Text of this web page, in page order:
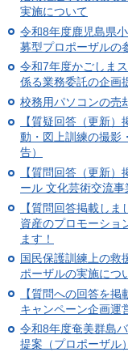
実施について
令和8年度鹿児島県
募型プロポーザルの
令和7年度かごしま
係る業務委託の企画
校務用パソコンの売
【質疑回答（更新
動・図上訓練の撮影
告）
【質問回答（更新
ール 文化芸術交流
【質問回答掲載し
資産のプロモーショ
ます！
国民保護訓練上の救
ポーザルの実施につ
【質問への回答を
キャンペーン企画運
令和8年度奄美群島
提案（プロポーザル